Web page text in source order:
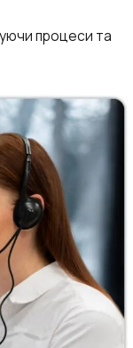
процеси та